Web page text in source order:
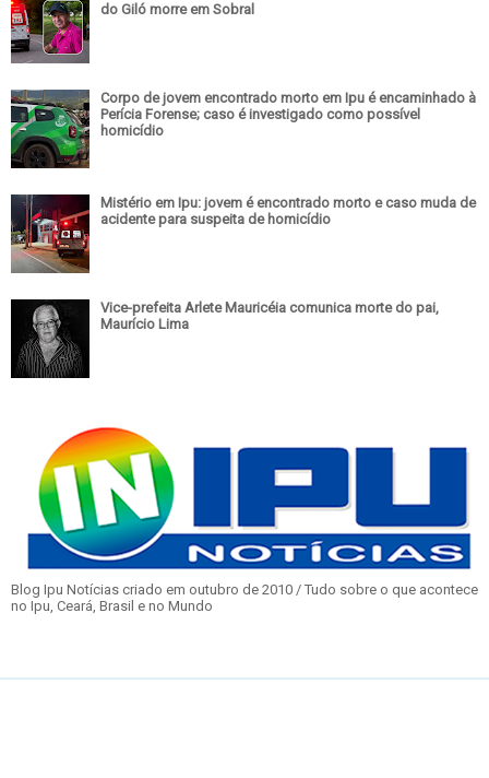
do Giló morre em Sobral
Corpo de jovem encontrado morto em Ipu é encaminhado à
Perícia Forense; caso é investigado como possível
homicídio
Mistério em Ipu: jovem é encontrado morto e caso muda de
acidente para suspeita de homicídio
Vice-prefeita Arlete Mauricéia comunica morte do pai,
Maurício Lima
Blog Ipu Notícias criado em outubro de 2010 / Tudo sobre o que acontece
no Ipu, Ceará, Brasil e no Mundo